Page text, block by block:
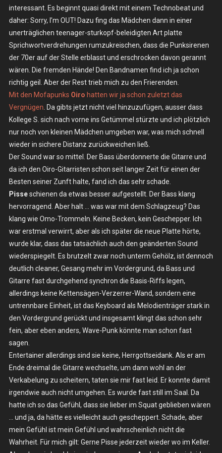
interessant. Es beginnt quasi direkt mit einem Technobeat und
daher: Sorry, I’m OUT! Dazu fing das Mädchen dann in einer
unerträglichen teenager-sturkopf-beleidigten Art platte
Sprichwortverdrehungen rumzukreischen, dass die Punksirenen
der 70er auf der Stelle erblasst und erschrocken davon gerannt
wären. Die fremden Hände! Den Bandnamen find ich ja schon
richtig geil. Aber der Rest trieb mich zu den Frierenden.
Mit den Mofapunks Oiro hatten wir ja schon zuletzt das
Vergnügen . Da gibts jetzt nicht viel hinzuzufügen, ausser dass
Kollege S. sich nach vorne ins Getümmel stürzte und ich plötzlich
nur noch von kleinen Mädchen umgeben war, was mich schnell
wieder in sichere Distanz zurückweichen ließ.
Der Sound war so mittel. Der Bass überdonnerte die Gitarre und
da ich den Oiro-Gitarristen schon seit langer Zeit für einen der
Besten seiner Zunft halte, fand ich das sehr schade.
Pisseschienen da etwas besser aufgestellt. Der Bass klang
hervorragend. Aber halt … was war mit dem Schlagzeug? Das
klang wie Omo-Trommeln. Keine Becken, kein Geschepper. Ich
war erstmal verwirrt, aber als ich später die neue Platte hörte,
wurde klar, dass das tatsächlich auch den geänderten Sound
wiederspiegelt. Es brutzelt zwar noch unterm Gehölz, ist dennoch
deutlich cleaner, Gesang mehr im Vordergrund, da Bass und
Gitarre fast durchgehend synchron die Basis-Riffs legen,
allerdings keine Kettensägen-Verzerrer-Wand, sondern eine
untrennbare Einheit, ist das Keyboard als Melodienträger stark in
den Vordergrund gerückt und insgesamt klingt das schon sehr
fein, aber eben anders, Wave-Punk könnte man schon fast
sagen.
Entertainer allerdings sind sie keine, Herrgottseidank. Als er am
Ende dreimal die Gitarre wechselte, um dann wohl an der
Verkabelung zu scheitern, taten sie mir fast leid. Er konnte damit
irgendwie auch nicht umgehen. Es wurde fast still im Saal. Da
hatte ich so das Gefühl, dass sie lieber im Squat geblieben wären
… und ja, da hätte es vielleicht auch gescheppert. Schade, aber
mein Gefühl ist mein Gefühl und wahrscheinlich nicht die
Wahrheit. Für mich gilt: Gerne Pisse jederzeit wieder wo im Keller.